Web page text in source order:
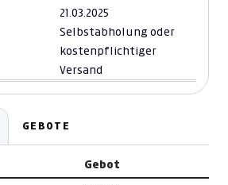
21.03.2025
Selbstabholung oder
kostenpflichtiger
Versand
GEBOTE
Gebot